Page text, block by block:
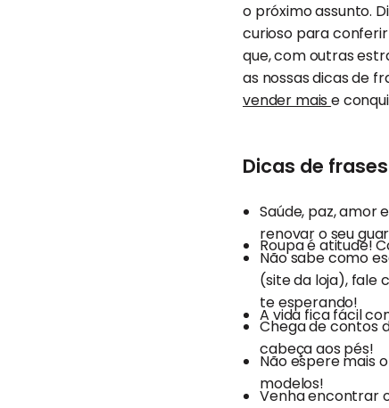
o próximo assunto.
curioso para
que, com outras
as nossas dicas de
vender maise
Dicas de
Saúde, paz, amor e
renovar o seu
Roupa é atitude!
Não sabe como
(site da loja), fale
te esperando!
A vida fica fácil
Chega de contos
cabeça aos pés!
Não espere mais
modelos!
Venha encontrar